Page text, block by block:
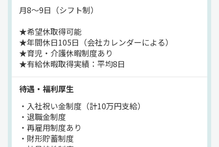
月8～9日（シフト制）
★希望休取得可能
★年間休日105日（会社カレンダーによる）
★育児・介護休暇制度あり
★有給休暇取得実績：平均8日
待遇・福利厚生
・入社祝い金制度（計10万円支給）
・退職金制度
・再雇用制度あり
・財形貯蓄制度